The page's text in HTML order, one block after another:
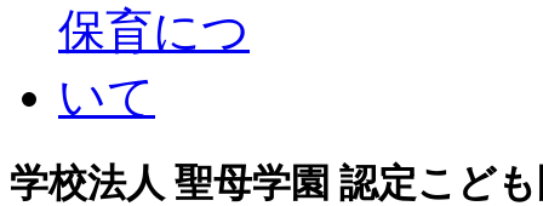
学校法人 聖母学園 認定こど